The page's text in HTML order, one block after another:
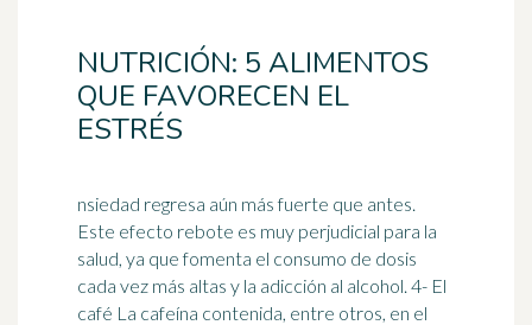
NUTRICIÓN: 5 ALIMENTOS
QUE FAVORECEN EL
ESTRÉS
nsiedad regresa aún más fuerte que antes.
Este efecto rebote es muy perjudicial para la
salud, ya que fomenta el consumo de dosis
cada vez más altas y la adicción al alcohol. 4- El
café La cafeína contenida, entre otros, en el